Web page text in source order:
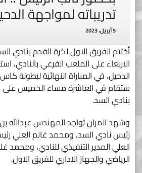
تدريباته لمواجهة
5 أبريل، 2023
أختتم الفريق الاول لكرة القدم بنادي
الاربعاء على الملعب الفرعي بالنادي،
ستقام في العاشرة مساء الخميس
بنادي السد.
وشهد المران تواجد المهندس عبدالله
رئيس نادي السد، ومحمد غانم العلي
العلي المدير التنفيذي للنادي، ومحمد
الرياضي والجهاز الاداري للفريق الاول.